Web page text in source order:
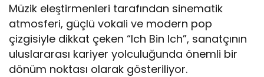
Müzik eleştirmenleri tarafından sinematik
atmosferi, güçlü vokali ve modern pop
çizgisiyle dikkat çeken “Ich Bin Ich”, sanatçının
uluslararası kariyer yolculuğunda önemli bir
dönüm noktası olarak gösteriliyor.